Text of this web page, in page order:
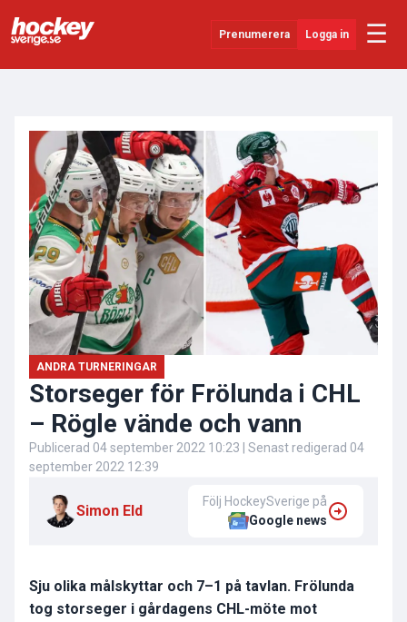
Prenumerera Logga in ☰
SHL
Evenemang
Övrigt
ANDRA TURNERINGAR
Storseger för Frölunda i CHL
– Rögle vände och vann
Publicerad 04 september 2022 10:23 | Senast redigerad 04
september 2022 12:39
Simon Eld
Följ HockeySverige på
Google news
Sju olika målskyttar och 7–1 på tavlan. Frölunda
tog storseger i gårdagens CHL-möte mot